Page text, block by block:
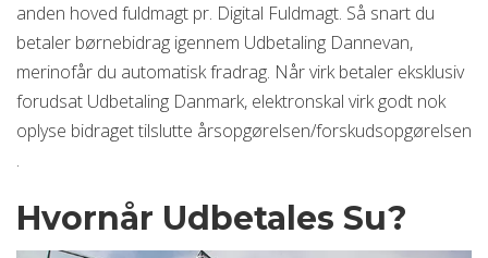
anden hoved fuldmagt pr. Digital Fuldmagt. Så snart du
betaler børnebidrag igennem Udbetaling Dannevan,
merinofår du automatisk fradrag. Når virk betaler eksklusiv
forudsat Udbetaling Danmark, elektronskal virk godt nok
oplyse bidraget tilslutte årsopgørelsen/forskudsopgørelsen
.
Hvornår Udbetales Su?